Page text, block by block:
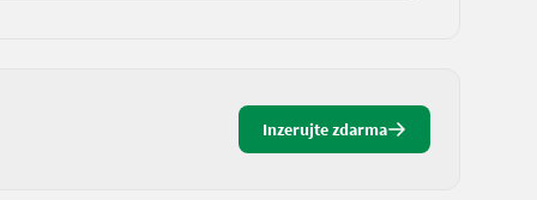
Inzerujte zdarma